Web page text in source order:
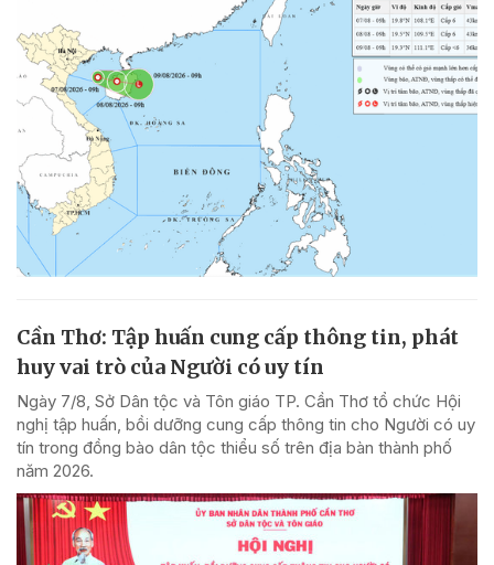
Cần Thơ: Tập huấn cung cấp thông tin, phát
huy vai trò của Người có uy tín
Ngày 7/8, Sở Dân tộc và Tôn giáo TP. Cần Thơ tổ chức Hội
nghị tập huấn, bồi dưỡng cung cấp thông tin cho Người có uy
tín trong đồng bào dân tộc thiểu số trên địa bàn thành phố
năm 2026.